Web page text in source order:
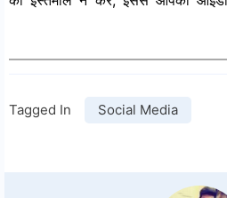
Tagged In Social Media